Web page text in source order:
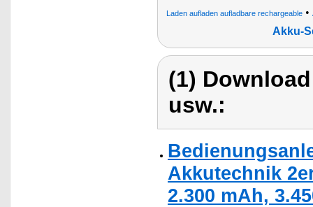
Laden aufladen aufladbare rechargeable•
Akku-
(1)
usw.:
Akkutechnik
2.300 mAh,